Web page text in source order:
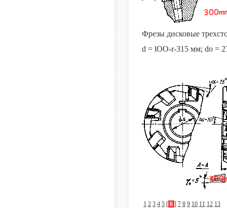
Фрезы дисковые
d = lOO-r-315 мм; do =
1 2 3 4 5 [ 6 ] 7 8 9 10 11 12 13